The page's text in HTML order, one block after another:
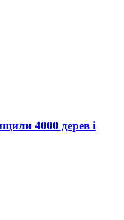
4000 дерев і